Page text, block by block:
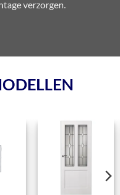
verzorgen.